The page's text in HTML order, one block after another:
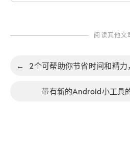
阅读其他文
←
带有新的Android小工具